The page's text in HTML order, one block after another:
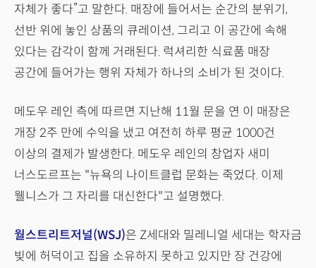
자체가 좋다”고 말한다. 매장에 들어서는 순간의 분위기,
선반 위에 놓인 상품의 큐레이션, 그리고 이 공간에 속해
있다는 감각이 함께 거래된다. 럭셔리한 식료품 매장
공간에 들어가는 행위 자체가 하나의 소비가 된 것이다.
메도우 레인 측에 따르면 지난해 11월 문을 연 이 매장은
개장 2주 만에 수익을 냈고 여전히 하루 평균 1000건
이상의 결제가 발생한다. 메도우 레인의 창업자 새미
너스도르프는 "뉴욕의 나이트클럽 문화는 죽었다. 이제
웰니스가 그 자리를 대신한다"고 설명했다.
월스트리트저널(WSJ)은 Z세대와 밀레니얼 세대는 학자금
빚에 허덕이고 집을 소유하지 못하고 있지만 장 건강에